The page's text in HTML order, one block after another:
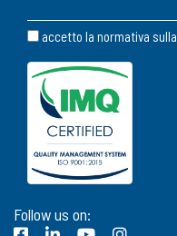
accetto la normativa sulla
Follow us on: